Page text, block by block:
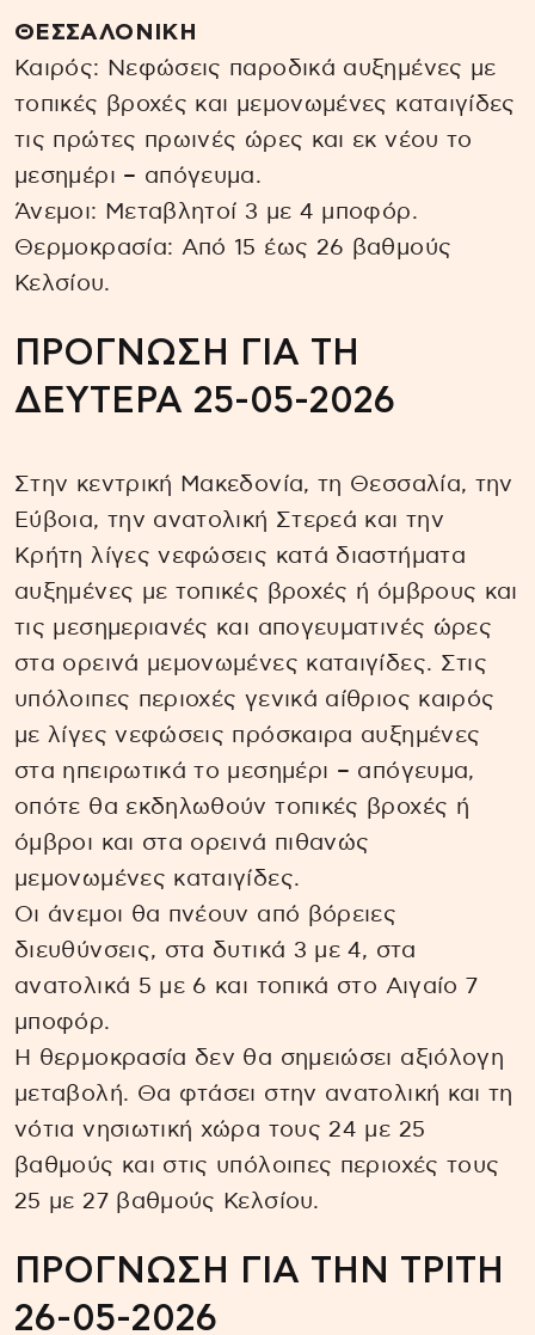
ΘΕΣΣΑΛΟΝΙΚΗ
Καιρός: Nεφώσεις παροδικά αυξημένες με
τοπικές βροχές και μεμονωμένες καταιγίδες
τις πρώτες πρωινές ώρες και εκ νέου το
μεσημέρι – απόγευμα.
Άνεμοι: Μεταβλητοί 3 με 4 μποφόρ.
Θερμοκρασία: Από 15 έως 26 βαθμούς
Κελσίου.
ΠΡΟΓΝΩΣΗ ΓΙΑ ΤΗ
ΔΕΥΤΕΡΑ 25-05-2026
Στην κεντρική Μακεδονία, τη Θεσσαλία, την
Εύβοια, την ανατολική Στερεά και την
Κρήτη λίγες νεφώσεις κατά διαστήματα
αυξημένες με τοπικές βροχές ή όμβρους και
τις μεσημεριανές και απογευματινές ώρες
στα ορεινά μεμονωμένες καταιγίδες. Στις
υπόλοιπες περιοχές γενικά αίθριος καιρός
με λίγες νεφώσεις πρόσκαιρα αυξημένες
στα ηπειρωτικά το μεσημέρι – απόγευμα,
οπότε θα εκδηλωθούν τοπικές βροχές ή
όμβροι και στα ορεινά πιθανώς
μεμονωμένες καταιγίδες.
Οι άνεμοι θα πνέουν από βόρειες
διευθύνσεις, στα δυτικά 3 με 4, στα
ανατολικά 5 με 6 και τοπικά στο Αιγαίο 7
μποφόρ.
Η θερμοκρασία δεν θα σημειώσει αξιόλογη
μεταβολή. Θα φτάσει στην ανατολική και τη
νότια νησιωτική χώρα τους 24 με 25
βαθμούς και στις υπόλοιπες περιοχές τους
25 με 27 βαθμούς Κελσίου.
ΠΡΟΓΝΩΣΗ ΓΙΑ ΤΗΝ ΤΡΙΤΗ
26-05-2026